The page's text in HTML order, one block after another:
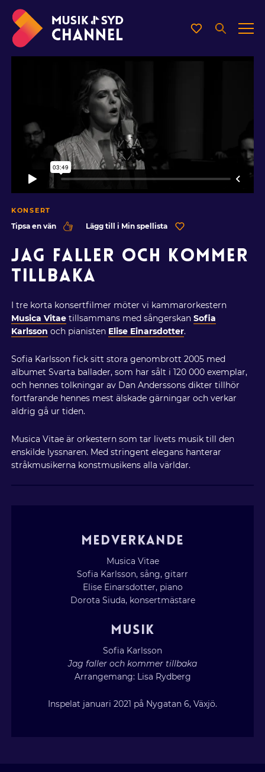
KONSERT
Tipsa en vän Lägg till i Min spellista
JAG FALLER OCH KOMMER
TILLBAKA
I tre korta konsertfilmer möter vi kammarorkestern
Musica Vitaetillsammans med sångerskan Sofia
Karlsson och pianisten Elise Einarsdotter.
Sofia Karlsson fick sitt stora genombrott 2005 med
albumet Svarta ballader, som har sålt i 120 000 exemplar,
och hennes tolkningar av Dan Anderssons dikter tillhör
fortfarande hennes mest älskade gärningar och verkar
aldrig gå ur tiden.
Musica Vitae är orkestern som tar livets musik till den
enskilde lyssnaren. Med stringent elegans hanterar
stråkmusikerna konstmusikens alla världar.
MEDVERKANDE
Musica Vitae
Sofia Karlsson, sång, gitarr
Elise Einarsdotter, piano
Dorota Siuda, konsertmästare
MUSIK
Sofia Karlsson
Jag faller och kommer tillbaka
Arrangemang: Lisa Rydberg
Inspelat januari 2021 på Nygatan 6, Växjö.